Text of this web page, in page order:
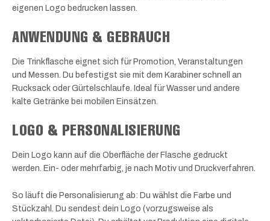
eigenen Logo bedrucken lassen.
ANWENDUNG & GEBRAUCH
Die Trinkflasche eignet sich für Promotion, Veranstaltungen
und Messen. Du befestigst sie mit dem Karabiner schnell an
Rucksack oder Gürtelschlaufe. Ideal für Wasser und andere
kalte Getränke bei mobilen Einsätzen.
LOGO & PERSONALISIERUNG
Dein Logo kann auf die Oberfläche der Flasche gedruckt
werden. Ein- oder mehrfarbig, je nach Motiv und Druckverfahren.
So läuft die Personalisierung ab: Du wählst die Farbe und
Stückzahl. Du sendest dein Logo (vorzugsweise als